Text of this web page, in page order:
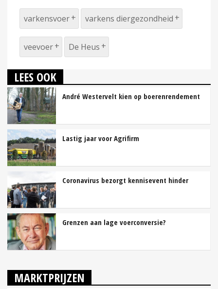
varkensvoer varkens diergezondheid
veevoer De Heus
LEES OOK
André Westervelt kien op boerenrendement
Lastig jaar voor Agrifirm
Coronavirus bezorgt kennisevent hinder
Grenzen aan lage voerconversie?
MARKTPRIJZEN